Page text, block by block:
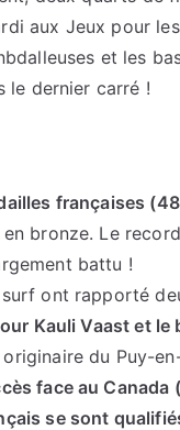
aux Jeux pour
et les
le dernier carré !
françaises
en bronze. Le
battu !
surf ont rapporté
Kauli Vaast et
originaire du Puy-
face au Canada
se sont